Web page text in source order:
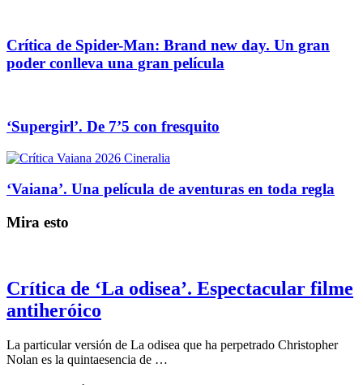
Crítica de Spider-Man: Brand new day. Un gran
poder conlleva una gran película
‘Supergirl’. De 7’5 con fresquito
‘Vaiana’. Una película de aventuras en toda regla
Mira esto
Crítica de ‘La odisea’. Espectacular filme
antiheróico
La particular versión de La odisea que ha perpetrado Christopher
Nolan es la quintaesencia de …